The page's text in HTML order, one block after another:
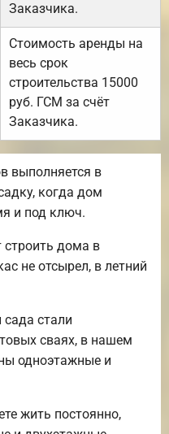
Заказчика.
Стоимость аренды на
весь срок
строительства 15000
руб. ГСМ за счёт
Заказчика.
выполняется в
когда дом
и под ключ.
дома в
не отсырел, в летний
стали
сваях, в нашем
одноэтажные и
жить постоянно,